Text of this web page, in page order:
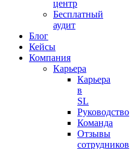
центр
Бесплатный
аудит
Блог
Кейсы
Компания
Карьера
Карьера
в
SL
Руководство
Команда
Отзывы
сотрудников